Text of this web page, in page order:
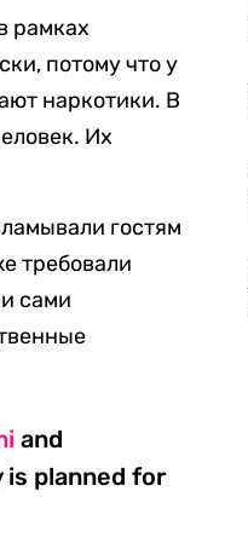
рамках
потому что у
наркотики. В
Их
гостям
требовали
сами
and
planned for